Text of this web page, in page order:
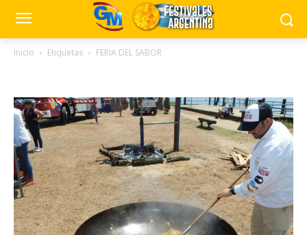
Inicio Etiquetas FERIA DEL SABOR